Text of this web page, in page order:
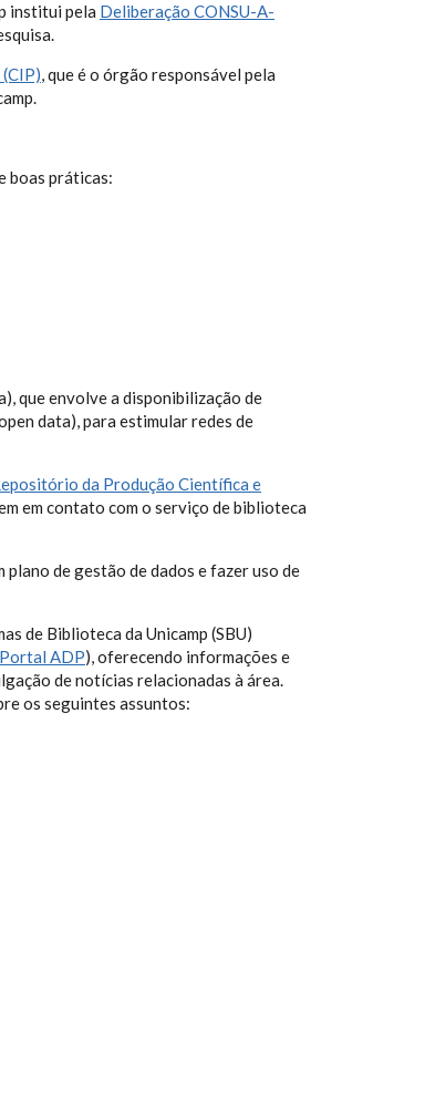
institui pela Deliberação CONSU-A-
, que é o órgão responsável pela
boas práticas:
que envolve a disponibilização de
data), para estimular redes de
da Produção Científica e
em contato com o serviço de biblioteca
de gestão de dados e fazer uso de
de Biblioteca da Unicamp (SBU)
Portal ADP), oferecendo informações e
de notícias relacionadas à área.
os seguintes assuntos: